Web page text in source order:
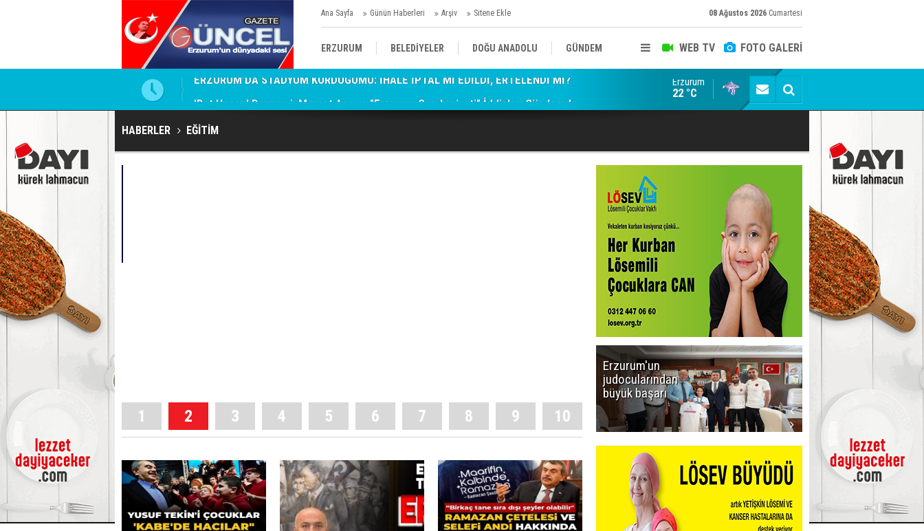
Ana Sayfa Günün Haberleri Arşiv Sitene Ekle 08 Ağustos 2026 Cumartesi
WEB TV FOTO GALERİ
ERZURUM BELEDİYELER DOĞU ANADOLU GÜNDEM
SPOR
'Bot Hesap' Depremi: Memet Aca ve "Erzurum Cumhuriyeti" İddiaları Gündemde Bala İkra'ya el uzatma zamanı: Sen de umut ol...
Erzurum
22 °C
HABERLER EĞİTİM
1 2 3 4 5 6 7 8 9 10
Erzurum'un
judocularından
büyük başarı